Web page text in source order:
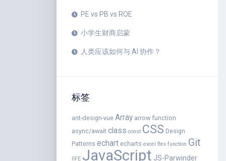
PE vs PB vs ROE
小学生财商启蒙
人类应该如何与 AI 协作？
标签
ant-design-vue Array arrow function
async/await class const CSS Design
Patterns echart echarts excel flex function Git
IIFE JavaScript JS-Parwinder